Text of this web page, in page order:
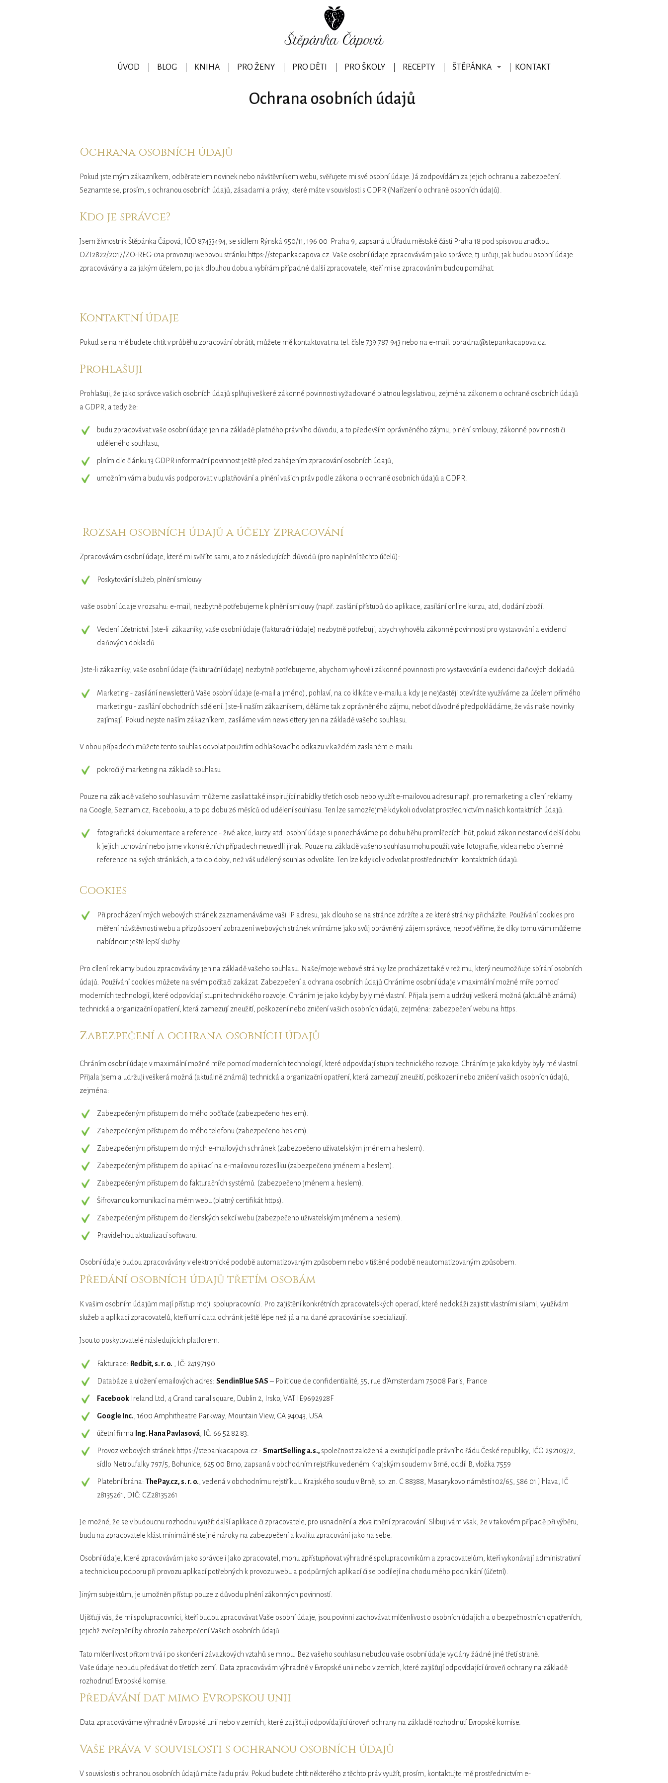
ÚVOD BLOG KNIHA PRO ŽENY PRO DĚTI PRO ŠKOLY RECEPTY ŠTĚPÁNKA KONTAKT
Ochrana osobních údajů
Ochrana osobních údajů
Pokud jste mým zákazníkem, odběratelem novinek nebo návštěvníkem webu, svěřujete mi své osobní údaje. Já zodpovídám za jejich ochranu a zabezpečení.
Seznamte se, prosím, s ochranou osobních údajů, zásadami a právy, které máte v souvislosti s GDPR (Nařízení o ochraně osobních údajů).
Kdo je správce?
Jsem živnostník Štěpánka Čápová, IČO 87433494, se sídlem Rýnská 950/11, 196 00 Praha 9, zapsaná u Úřadu městské části Praha 18 pod spisovou značkou
OZI2822/2017/ZO-REG-01a provozuji webovou stránku https://stepankacapova.cz. Vaše osobní údaje zpracovávám jako správce, tj. určuji, jak budou osobní údaje
zpracovávány a za jakým účelem, po jak dlouhou dobu a vybírám případné další zpracovatele, kteří mi se zpracováním budou pomáhat.
Kontaktní údaje
Pokud se na mě budete chtít v průběhu zpracování obrátit, můžete mě kontaktovat na tel. čísle 739 787 943 nebo na e-mail: poradna@stepankacapova.cz.
Prohlašuji
Prohlašuji, že jako správce vašich osobních údajů splňuji veškeré zákonné povinnosti vyžadované platnou legislativou, zejména zákonem o ochraně osobních údajů
a GDPR, a tedy že:
budu zpracovávat vaše osobní údaje jen na základě platného právního důvodu, a to především oprávněného zájmu, plnění smlouvy, zákonné povinnosti či
uděleného souhlasu,
plním dle článku 13 GDPR informační povinnost ještě před zahájením zpracování osobních údajů,
umožním vám a budu vás podporovat v uplatňování a plnění vašich práv podle zákona o ochraně osobních údajů a GDPR.
Rozsah osobních údajů a účely zpracování
Zpracovávám osobní údaje, které mi svěříte sami, a to z následujících důvodů (pro naplnění těchto účelů):
Poskytování služeb, plnění smlouvy
vaše osobní údaje v rozsahu: e-mail, nezbytně potřebujeme k plnění smlouvy (např. zaslání přístupů do aplikace, zasílání online kurzu, atd, dodání zboží.
Vedení účetnictví. Jste-li zákazníky, vaše osobní údaje (fakturační údaje) nezbytně potřebuji, abych vyhověla zákonné povinnosti pro vystavování a evidenci
daňových dokladů.
Jste-li zákazníky, vaše osobní údaje (fakturační údaje) nezbytně potřebujeme, abychom vyhověli zákonné povinnosti pro vystavování a evidenci daňových dokladů.
Marketing - zasílání newsletterů Vaše osobní údaje (e-mail a jméno), pohlaví, na co klikáte v e-mailu a kdy je nejčastěji otevíráte využíváme za účelem přímého
marketingu - zasílání obchodních sdělení. Jste-li naším zákazníkem, děláme tak z oprávněného zájmu, neboť důvodně předpokládáme, že vás naše novinky
zajímají. Pokud nejste naším zákazníkem, zasíláme vám newslettery jen na základě vašeho souhlasu.
V obou případech můžete tento souhlas odvolat použitím odhlašovacího odkazu v každém zaslaném e-mailu.
pokročilý marketing na základě souhlasu
Pouze na základě vašeho souhlasu vám můžeme zasílat také inspirující nabídky třetích osob nebo využít e-mailovou adresu např. pro remarketing a cílení reklamy
na Google, Seznam.cz, Facebooku, a to po dobu 26 měsíců od udělení souhlasu. Ten lze samozřejmě kdykoli odvolat prostřednictvím našich kontaktních údajů.
fotografická dokumentace a reference - živé akce, kurzy atd. osobní údaje si ponecháváme po dobu běhu promlčecích lhůt, pokud zákon nestanoví delší dobu
k jejich uchování nebo jsme v konkrétních případech neuvedli jinak. Pouze na základě vašeho souhlasu mohu použít vaše fotografie, videa nebo písemné
reference na svých stránkách, a to do doby, než váš udělený souhlas odvoláte. Ten lze kdykoliv odvolat prostřednictvím kontaktních údajů.
Cookies
Při procházení mých webových stránek zaznamenáváme vaši IP adresu, jak dlouho se na stránce zdržíte a ze které stránky přicházíte. Používání cookies pro
měření návštěvnosti webu a přizpůsobení zobrazení webových stránek vnímáme jako svůj oprávněný zájem správce, neboť věříme, že díky tomu vám můžeme
nabídnout ještě lepší služby.
Pro cílení reklamy budou zpracovávány jen na základě vašeho souhlasu. Naše/moje webové stránky lze procházet také v režimu, který neumožňuje sbírání osobních
údajů. Používání cookies můžete na svém počítači zakázat. Zabezpečení a ochrana osobních údajů Chráníme osobní údaje v maximální možné míře pomocí
moderních technologií, které odpovídají stupni technického rozvoje. Chráním je jako kdyby byly mé vlastní. Přijala jsem a udržuji veškerá možná (aktuálně známá)
technická a organizační opatření, která zamezují zneužití, poškození nebo zničení vašich osobních údajů, zejména: zabezpečení webu na https.
Zabezpečení a ochrana osobních údajů
Chráním osobní údaje v maximální možné míře pomocí moderních technologií, které odpovídají stupni technického rozvoje. Chráním je jako kdyby byly mé vlastní.
Přijala jsem a udržuji veškerá možná (aktuálně známá) technická a organizační opatření, která zamezují zneužití, poškození nebo zničení vašich osobních údajů,
zejména:
Zabezpečeným přístupem do mého počítače (zabezpečeno heslem).
Zabezpečeným přístupem do mého telefonu (zabezpečeno heslem).
Zabezpečeným přístupem do mých e-mailových schránek (zabezpečeno uživatelským jménem a heslem).
Zabezpečeným přístupem do aplikací na e-mailovou rozesílku (zabezpečeno jménem a heslem).
Zabezpečeným přístupem do fakturačních systémů (zabezpečeno jménem a heslem).
Šifrovanou komunikací na mém webu (platný certifikát https).
Zabezpečeným přístupem do členských sekcí webu (zabezpečeno uživatelským jménem a heslem).
Pravidelnou aktualizací softwaru.
Osobní údaje budou zpracovávány v elektronické podobě automatizovaným způsobem nebo v tištěné podobě neautomatizovaným způsobem.
Předání osobních údajů třetím osobám
K vašim osobním údajům mají přístup moji spolupracovníci. Pro zajištění konkrétních zpracovatelských operací, které nedokáži zajistit vlastními silami, využívám
služeb a aplikací zpracovatelů, kteří umí data ochránit ještě lépe než já a na dané zpracování se specializují.
Jsou to poskytovatelé následujících platforem:
Fakturace: Redbit, s. r. o. , IČ: 24197190
Databáze a uložení emailových adres: SendinBlue SAS– Politique de confidentialité, 55, rue d’Amsterdam 75008 Paris, France
Facebook Ireland Ltd, 4 Grand canal square, Dublin 2, Irsko, VAT IE9692928F
Google Inc. , 1600 Amphitheatre Parkway, Mountain View, CA 94043, USA
účetní firma Ing. Hana Pavlasová , IČ: 66 52 82 83.
Provoz webových stránek https://stepankacapova.cz -SmartSelling a.s., společnost založená a existující podle právního řádu České republiky, IČO 29210372,
sídlo Netroufalky 797/5, Bohunice, 625 00 Brno, zapsaná v obchodním rejstříku vedeném Krajským soudem v Brně, oddíl B, vložka 7559
Platební brána: ThePay.cz, s. r. o. , vedená v obchodnímu rejstříku u Krajského soudu v Brně, sp. zn. C 88388, Masarykovo náměstí 102/65, 586 01 Jihlava, IČ
28135261, DIČ: CZ28135261
Je možné, že se v budoucnu rozhodnu využít další aplikace či zpracovatele, pro usnadnění a zkvalitnění zpracování. Slibuji vám však, že v takovém případě při výběru,
budu na zpracovatele klást minimálně stejné nároky na zabezpečení a kvalitu zpracování jako na sebe.
Osobní údaje, které zpracovávám jako správce i jako zpracovatel, mohu zpřístupňovat výhradně spolupracovníkům a zpracovatelům, kteří vykonávají administrativní
a technickou podporu při provozu aplikací potřebných k provozu webu a podpůrných aplikací či se podílejí na chodu mého podnikání (účetní).
Jiným subjektům, je umožněn přístup pouze z důvodu plnění zákonných povinností.
Ujišťuji vás, že mí spolupracovníci, kteří budou zpracovávat Vaše osobní údaje, jsou povinni zachovávat mlčenlivost o osobních údajích a o bezpečnostních opatřeních,
jejichž zveřejnění by ohrozilo zabezpečení Vašich osobních údajů.
Tato mlčenlivost přitom trvá i po skončení závazkových vztahů se mnou. Bez vašeho souhlasu nebudou vaše osobní údaje vydány žádné jiné třetí straně.
Vaše údaje nebudu předávat do třetích zemí. Data zpracovávám výhradně v Evropské unii nebo v zemích, které zajišťují odpovídající úroveň ochrany na základě
rozhodnutí Evropské komise.
Předávání dat mimo Evropskou unii
Data zpracováváme výhradně v Evropské unii nebo v zemích, které zajišťují odpovídající úroveň ochrany na základě rozhodnutí Evropské komise.
Vaše práva v souvislosti s ochranou osobních údajů
V souvislosti s ochranou osobních údajů máte řadu práv. Pokud budete chtít některého z těchto práv využít, prosím, kontaktujte mě prostřednictvím e-